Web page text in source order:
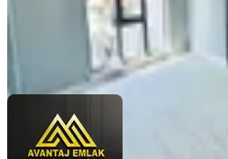
Avantaj Grup İnş. Emlak Avantaj Emlak